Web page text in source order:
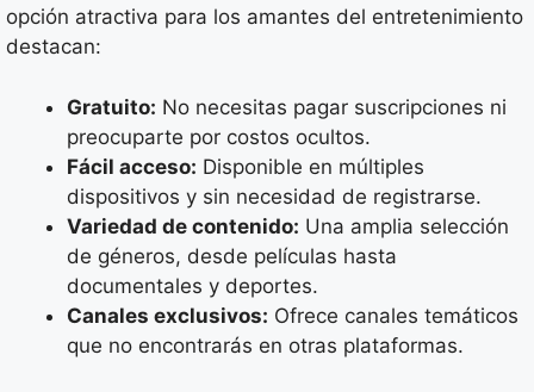
opción atractiva para los amantes del entretenimiento
destacan:
Gratuito: No necesitas pagar suscripciones ni
preocuparte por costos ocultos.
Fácil acceso: Disponible en múltiples
dispositivos y sin necesidad de registrarse.
Variedad de contenido: Una amplia selección
de géneros, desde películas hasta
documentales y deportes.
Canales exclusivos: Ofrece canales temáticos
que no encontrarás en otras plataformas.